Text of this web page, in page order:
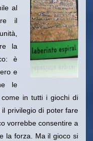
al
il
la
è
e
le
in tutti i giochi di
privilegio di poter fare
vorrebbe consentire a
la forza. Ma il gioco si